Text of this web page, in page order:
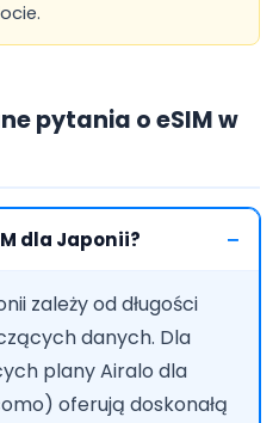
pytania o eSIM w
dla Japonii?
zależy od długości
danych. Dla
plany Airalo dla
oferują doskonałą